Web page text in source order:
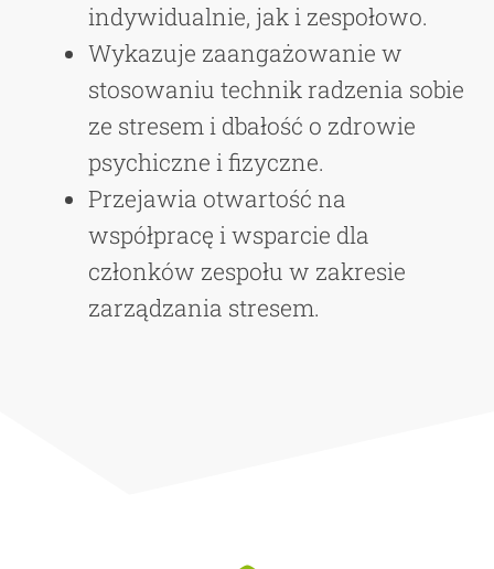
indywidualnie, jak i zespołowo.
Wykazuje zaangażowanie w
stosowaniu technik radzenia sobie
ze stresem i dbałość o zdrowie
psychiczne i fizyczne.
Przejawia otwartość na
współpracę i wsparcie dla
członków zespołu w zakresie
zarządzania stresem.